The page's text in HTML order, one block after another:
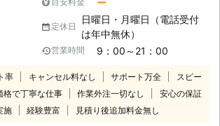
る…一回見積もりだけでもしてもらい
たい。ささいなことでも一度シロアリ
110番にお任せください！ シロアリを
しっかりと駆除するには、出現時のみ
ならず定期的な薬剤配布による対策が
重要になってきます。シロアリ110番
では、アフターフォローも充実、ご利
1,272円（税込）～対応します！ 5年
間の再施工保証付きで、1年毎に無償
のアフターサービスを行います！ 自
社の徹底教育された職人が最後まで施
強いALT（アルト）だからこそ出来る
最高峰のコストパフォーマンスを体験
してください！ 廊下を歩いていると
定休日
日曜日・月曜日（電話受付
は年中無休）
営業時間 9：00～21：00
率 キャンセル料なし サポート万全
スピー
格で丁寧な仕事 作業外注一切なし
安心の保証
施 経験豊富 見積り後追加料金無し